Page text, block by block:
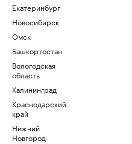
Екатеринбург
Новосибирск
Омск
Башкортостан
Вологодская
область
Калининград
Краснодарский
край
Нижний
Новгород